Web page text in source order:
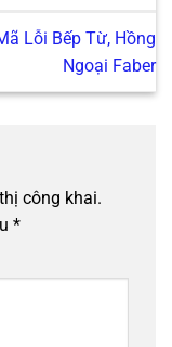
Lỗi Bếp Từ, Hồng
Ngoại Faber
công khai.
*